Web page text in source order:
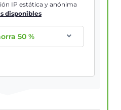
IP estática y anónima
disponibles
50 %